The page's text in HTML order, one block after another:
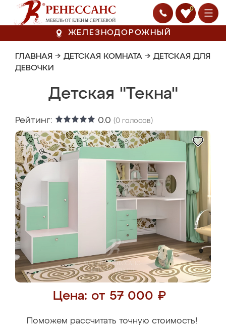
0
ЖЕЛЕЗНОДОРОЖНЫЙ
ГЛАВНАЯ → ДЕТСКАЯ КОМНАТА → ДЕТСКАЯ ДЛЯ
ДЕВОЧКИ
Детская "Текна"
Рейтинг: 0.0 (0 голосов)
Цена: от 57 000 ₽
Поможем рассчитать точную стоимость!